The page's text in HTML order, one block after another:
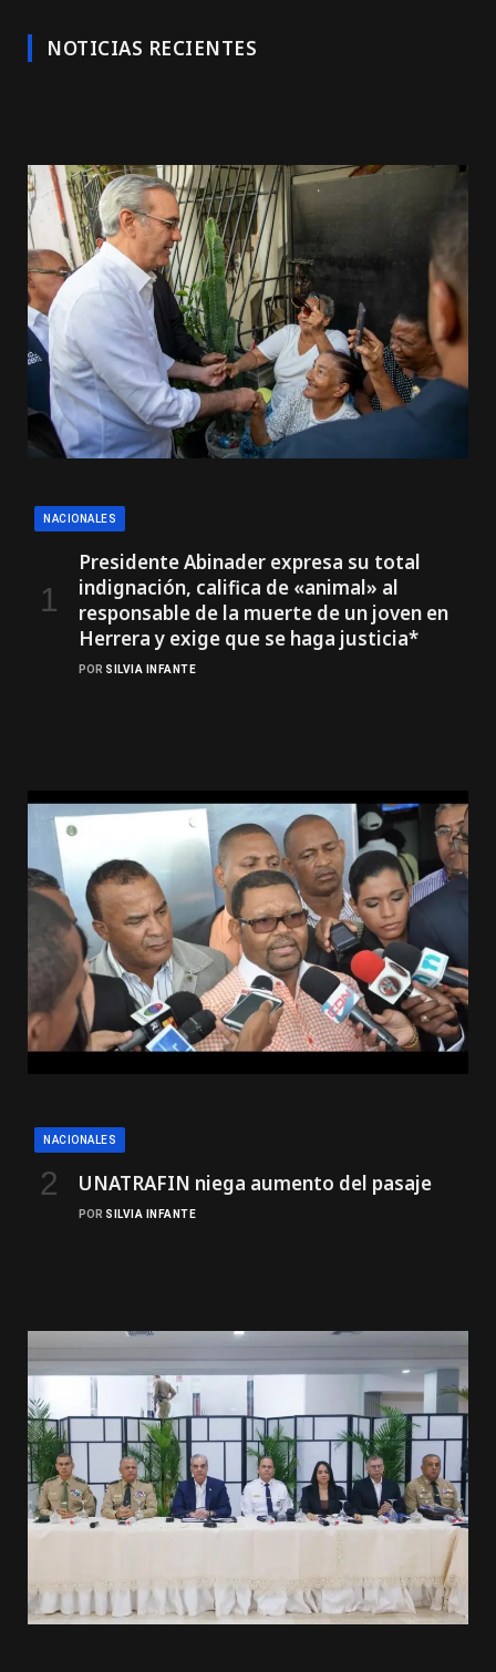
NOTICIAS RECIENTES
NACIONALES
Presidente Abinader expresa su total
indignación, califica de «animal» al
responsable de la muerte de un joven en
Herrera y exige que se haga justicia*
POR SILVIA INFANTE
NACIONALES
UNATRAFIN niega aumento del pasaje
POR SILVIA INFANTE